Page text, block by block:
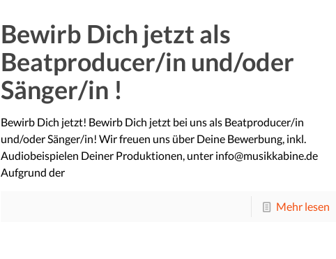
Bewirb Dich jetzt als
Beatproducer/in und/oder
Sänger/in !
Bewirb Dich jetzt! Bewirb Dich jetzt bei uns als Beatproducer/in
und/oder Sänger/in! Wir freuen uns über Deine Bewerbung, inkl.
Audiobeispielen Deiner Produktionen, unter info@musikkabine.de
Aufgrund der
Mehr lesen